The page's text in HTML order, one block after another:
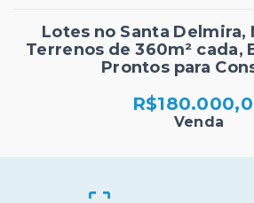
Lotes no Santa Delmira,
Terrenos de 360m² cada,
Prontos para
Venda